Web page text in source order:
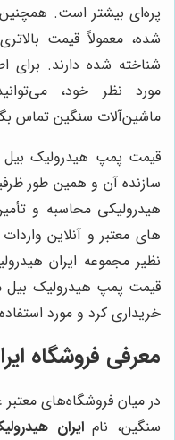
پره‌ای بیشتر است.
شده، معمولاً قیمت
شناخته شده دارند. برای
مورد نظر خود،
ماشین‌آلات سنگین تماس
قیمت پمپ هیدرولیک بیل
سازنده آن و همین طور
هیدرولیکی محاسبه و
های معتبر و آنلاین
نظیر مجموعه ایران
قیمت پمپ هیدرولیک بیل
خریداری کرد و مورد استفاده
معرفی فروشگاه
در میان فروشگاه‌های
سنگین، نامایران